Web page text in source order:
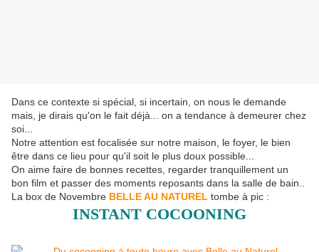
Dans ce contexte si spécial, si incertain, on nous le demande
mais, je dirais qu'on le fait déjà... on a tendance à demeurer chez
soi...
Notre attention est focalisée sur notre maison, le foyer, le bien
être dans ce lieu pour qu'il soit le plus doux possible...
On aime faire de bonnes recettes, regarder tranquillement un
bon film et passer des moments reposants dans la salle de bain..
La box de Novembre BELLE AU NATUREL tombe à pic :
INSTANT COCOONING